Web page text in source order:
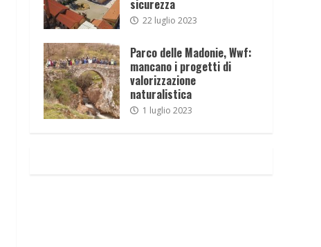
sicurezza
22 luglio 2023
Parco delle Madonie, Wwf:
mancano i progetti di
valorizzazione
naturalistica
1 luglio 2023